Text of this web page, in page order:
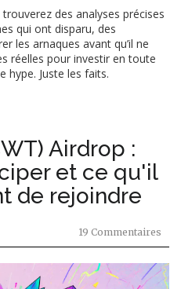
des analyses précises
qui ont disparu, des
les arnaques avant qu’il ne
réelles pour investir en toute
hype. Juste les faits.
Airdrop :
et ce qu'il
de rejoindre
19 Commentaires